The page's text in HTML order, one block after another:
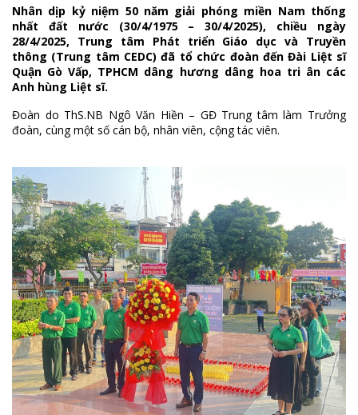
Nhân dịp kỷ niệm 50 năm giải phóng miền Nam thống
nhất đất nước (30/4/1975 – 30/4/2025), chiều ngày
28/4/2025, Trung tâm Phát triển Giáo dục và Truyền
thông (Trung tâm CEDC) đã tổ chức đoàn đến Đài Liệt sĩ
Quận Gò Vấp, TPHCM dâng hương dâng hoa tri ân các
Anh hùng Liệt sĩ.
Đoàn do ThS.NB Ngô Văn Hiền – GĐ Trung tâm làm Trưởng
đoàn, cùng một số cán bộ, nhân viên, cộng tác viên.